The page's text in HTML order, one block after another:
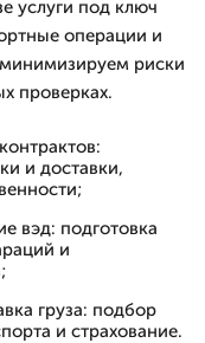
услуги под ключ
операции и
риски
проверках.
и доставки,
вэд: подготовка
и
груза: подбор
и страхование.